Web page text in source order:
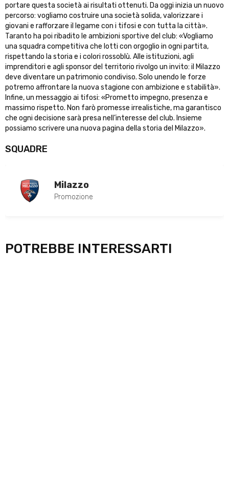
portare questa società ai risultati ottenuti. Da oggi inizia un nuovo
percorso: vogliamo costruire una società solida, valorizzare i
giovani e rafforzare il legame con i tifosi e con tutta la città».
Taranto ha poi ribadito le ambizioni sportive del club: «Vogliamo
una squadra competitiva che lotti con orgoglio in ogni partita,
rispettando la storia e i colori rossoblù. Alle istituzioni, agli
imprenditori e agli sponsor del territorio rivolgo un invito: il Milazzo
deve diventare un patrimonio condiviso. Solo unendo le forze
potremo affrontare la nuova stagione con ambizione e stabilità».
Infine, un messaggio ai tifosi: «Prometto impegno, presenza e
massimo rispetto. Non farò promesse irrealistiche, ma garantisco
che ogni decisione sarà presa nell’interesse del club. Insieme
possiamo scrivere una nuova pagina della storia del Milazzo».
SQUADRE
Milazzo
Promozione
POTREBBE INTERESSARTI